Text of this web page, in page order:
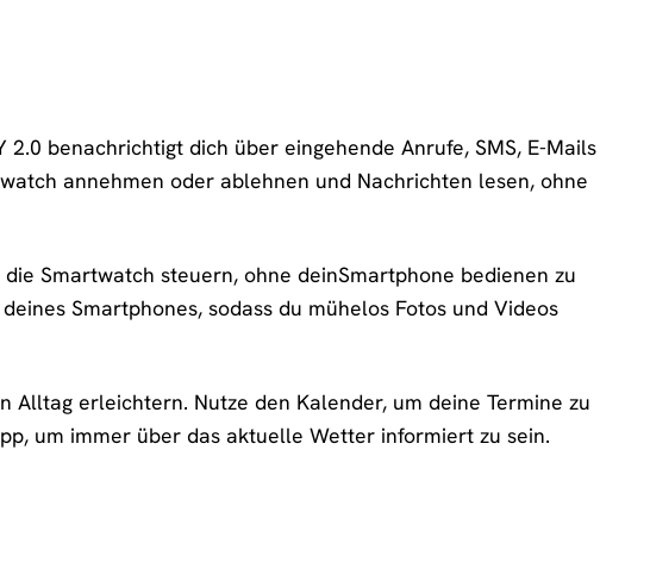
benachrichtigt dich über eingehende Anrufe, SMS, E-Mails
annehmen oder ablehnen und Nachrichten lesen, ohne
Smartwatch steuern, ohne deinSmartphone bedienen zu
Smartphones, sodass du mühelos Fotos und Videos
Alltag erleichtern. Nutze den Kalender, um deine Termine zu
um immer über das aktuelle Wetter informiert zu sein.